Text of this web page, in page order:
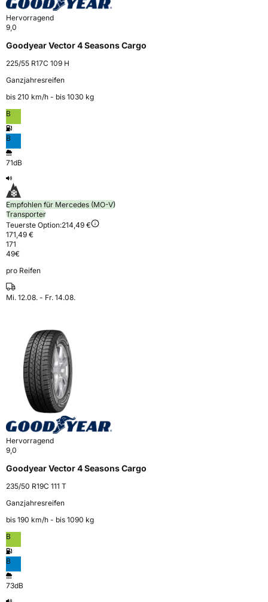
Hervorragend
9,0
Goodyear Vector 4 Seasons Cargo
225/55 R17C 109 H
Ganzjahresreifen
bis 210 km⁠/⁠h - bis 1030 kg
B
B
71dB
Empfohlen für Mercedes (MO-V)
Transporter
Teuerste Option:214,49 €
171,49 €
171
49€
pro Reifen
Mi. 12.08. - Fr. 14.08.
Hervorragend
9,0
Goodyear Vector 4 Seasons Cargo
235/50 R19C 111 T
Ganzjahresreifen
bis 190 km⁠/⁠h - bis 1090 kg
B
B
73dB